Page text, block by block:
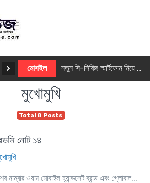
মোবাইল নতুন সি-সিরিজ স্মার্টফোন নিয়ে আসছে রিয়েলমি
মুখোমুখি
Total 8 Posts
নোট ১৪
নাম্বার ওয়ান মোবাইল হ্যান্ডসেট ব্রান্ড এবং গ্লোবাল...